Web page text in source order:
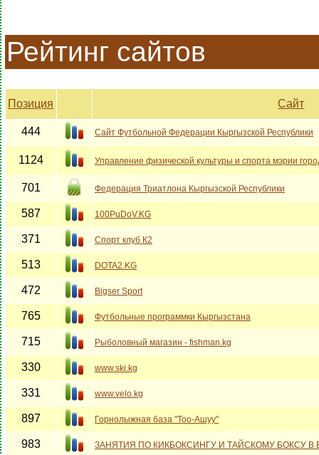
Рейтинг сайтов
Позиция Сайт
444 Сайт Футбольной Федерации Кыргызской Республики
1124 Управление физической культуры и спорта мэрии
701 Федерация Триатлона Кыргызской Республики
587 100PuDoV.KG
371 Спорт клуб К2
513 DOTA2.KG
472 Bigser Sport
765 Футбольные программки Кыргызстана
715 Рыболовный магазин - fishman.kg
330 www.ski.kg
331 www.velo.kg
897 Горнолыжная база "Тоо-Ашуу"
983 ЗАНЯТИЯ ПО КИКБОКСИНГУ И ТАЙСКОМУ БОКСУ В